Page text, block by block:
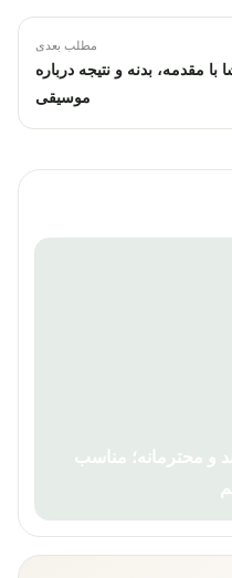
مطلب بعدی
با مقدمه، بدنه و نتیجه درباره
موسیقی
و محترمانه؛ مناسب